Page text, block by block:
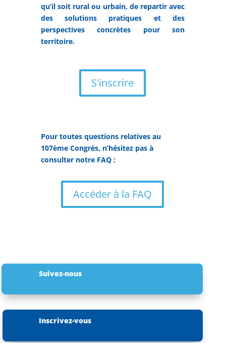
qu’il soit rural ou urbain, de repartir avec
des solutions pratiques et des
perspectives concrètes pour son
territoire.
S'inscrire
Pour toutes questions relatives au
107ème Congrès, n’hésitez pas à
consulter notre FAQ :
Accéder à la FAQ
Suivez-nous
Inscrivez-vous